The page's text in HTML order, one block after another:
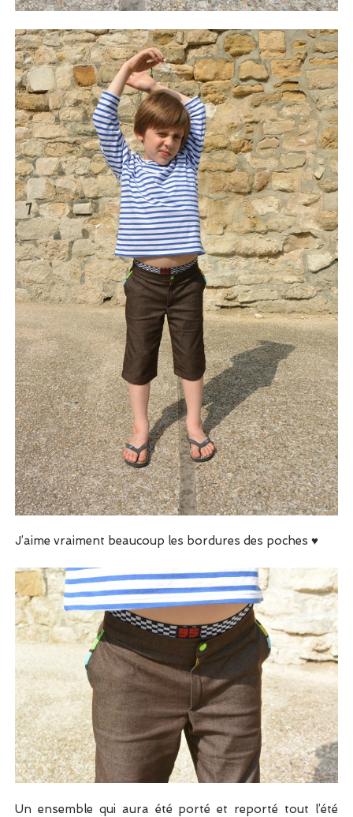
J’aime vraiment beaucoup les bordures des poches ♥
Un ensemble qui aura été porté et reporté tout l’été